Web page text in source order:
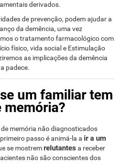
derivados.
de prevenção, podem ajudar a
da demência, uma vez
o tratamento farmacológico com
físico, vida social e Estimulação
as implicações da demência
padece.
um familiar tem
memória?
memória não diagnosticados
passo é animá-la a ir a um
se mostremrelutantes a receber
não são conscientes dos